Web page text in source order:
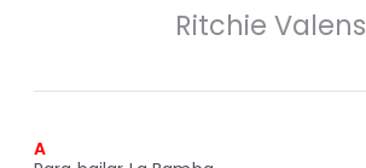
Ritchie Valens
A